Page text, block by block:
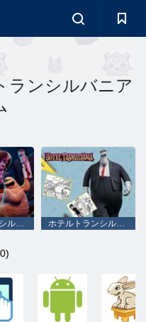
ランシルバニア
ホテルトランシルバニア：Find Letters ホテルトランシルバニアぬりえ